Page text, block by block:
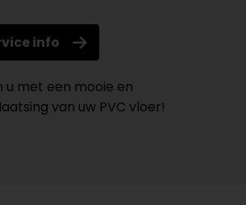
info
u met een mooie en
van uw PVC vloer!